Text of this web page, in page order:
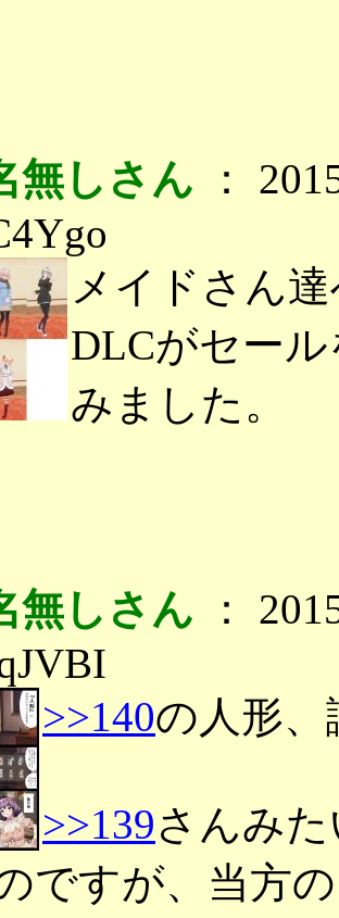
無しさん ：
メイドさん
DLCがセー
みました。
無しさん ：
>>140の人形
>>139さんみ
ですが、当方